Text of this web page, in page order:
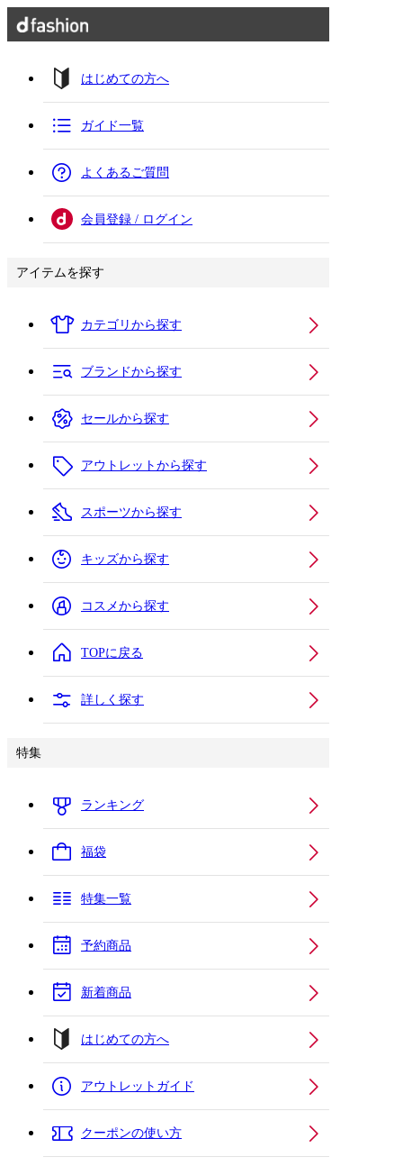
はじめての方へ
ガイド一覧
よくあるご質問
会員登録 / ログイン
アイテムを探す
カテゴリから探す
ブランドから探す
セールから探す
アウトレットから探す
スポーツから探す
キッズから探す
コスメから探す
TOPに戻る
詳しく探す
特集
ランキング
福袋
特集一覧
予約商品
新着商品
はじめての方へ
アウトレットガイド
クーポンの使い方